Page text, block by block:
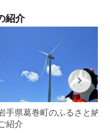
紹介
手県葛巻町のふるさと納税
紹介